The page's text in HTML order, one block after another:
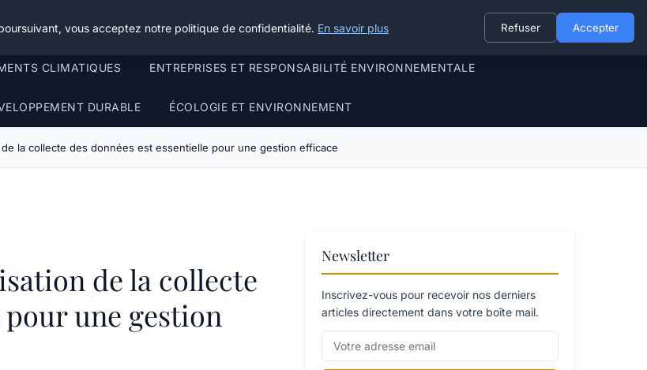
CLIMATIQUES ENTREPRISES ET RESPONSABILITÉ ENVIRONNEMENTALE
DURABLE ÉCOLOGIE ET ENVIRONNEMENT
de la collecte des données est essentielle pour une gestion efficace
de la collecte
une gestion
Newsletter
Inscrivez-vous pour recevoir nos derniers
articles directement dans votre boîte mail.
vous acceptez notre politique de confidentialité. En savoir plus Refuser Accepter